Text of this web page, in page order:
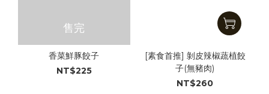
售完
香菜鮮豚餃子
NT$225
[素食首推] 剝皮辣椒蔬植餃
子(無豬肉)
NT$260